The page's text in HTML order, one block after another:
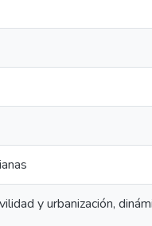
y urbanización,